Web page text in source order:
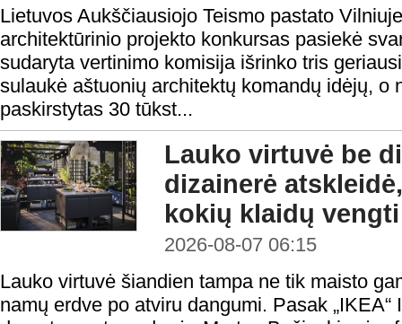
Lietuvos Aukščiausiojo Teismo pastato
architektūrinio projekto konkursas pasiekė
sudaryta vertinimo komisija išrinko tris
sulaukė aštuonių architektų komandų idėjų, o
paskirstytas 30 tūkst...
Lauko virtuvė be
dizainerė
kokių klaidų vengti
2026-08-07 06:15
Lauko virtuvė šiandien tampa ne tik maisto
namų erdve po atviru dangumi. Pasak „IKEA“